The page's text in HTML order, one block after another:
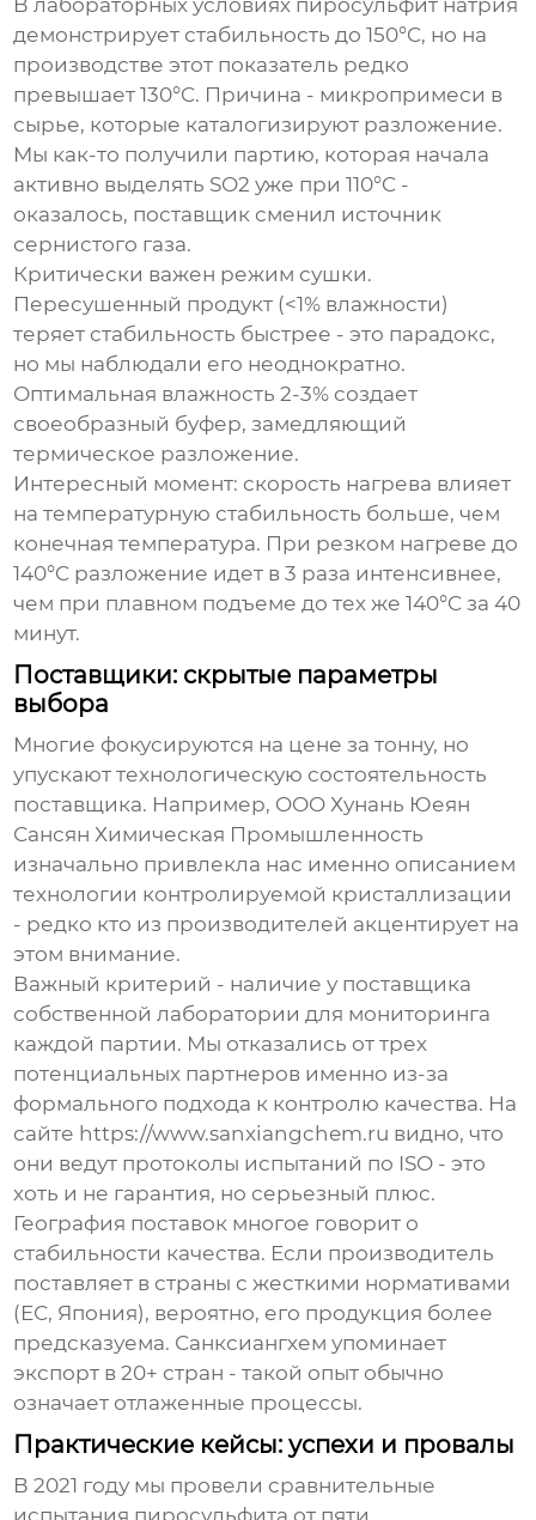
демонстрирует стабильность до 150°C, но на
производстве этот показатель редко
превышает 130°C. Причина - микропримеси в
сырье, которые каталогизируют разложение.
Мы как-то получили партию, которая начала
активно выделять SO2 уже при 110°C -
оказалось, поставщик сменил источник
сернистого газа.
Критически важен режим сушки.
Пересушенный продукт (<1% влажности)
теряет стабильность быстрее - это парадокс,
но мы наблюдали его неоднократно.
Оптимальная влажность 2-3% создает
своеобразный буфер, замедляющий
термическое разложение.
Интересный момент: скорость нагрева влияет
на температурную стабильность больше, чем
конечная температура. При резком нагреве до
140°C разложение идет в 3 раза интенсивнее,
чем при плавном подъеме до тех же 140°C за 40
минут.
Поставщики: скрытые параметры
выбора
Многие фокусируются на цене за тонну, но
упускают технологическую состоятельность
поставщика. Например, OOO Хунань Юеян
Сансян Химическая Промышленность
изначально привлекла нас именно описанием
технологии контролируемой кристаллизации
- редко кто из производителей акцентирует на
этом внимание.
Важный критерий - наличие у поставщика
собственной лаборатории для мониторинга
каждой партии. Мы отказались от трех
потенциальных партнеров именно из-за
формального подхода к контролю качества. На
сайте https://www.sanxiangchem.ru видно, что
они ведут протоколы испытаний по ISO - это
хоть и не гарантия, но серьезный плюс.
География поставок многое говорит о
стабильности качества. Если производитель
поставляет в страны с жесткими нормативами
(ЕС, Япония), вероятно, его продукция более
предсказуема. Санксиангхем упоминает
экспорт в 20+ стран - такой опыт обычно
означает отлаженные процессы.
Практические кейсы: успехи и провалы
В 2021 году мы провели сравнительные
испытания пиросульфита от пяти